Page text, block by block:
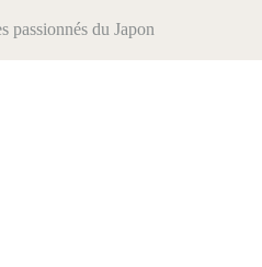
passionnés du Japon